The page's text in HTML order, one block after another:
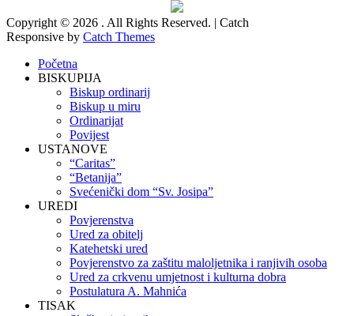
Copyright © 2026 . All Rights Reserved. | Catch
Responsive by Catch Themes
Početna
BISKUPIJA
Biskup ordinarij
Biskup u miru
Ordinarijat
Povijest
USTANOVE
“Caritas”
“Betanija”
Svećenički dom “Sv. Josipa”
UREDI
Povjerenstva
Ured za obitelj
Katehetski ured
Povjerenstvo za zaštitu maloljetnika i ranjivih osoba
Ured za crkvenu umjetnost i kulturna dobra
Postulatura A. Mahnića
TISAK